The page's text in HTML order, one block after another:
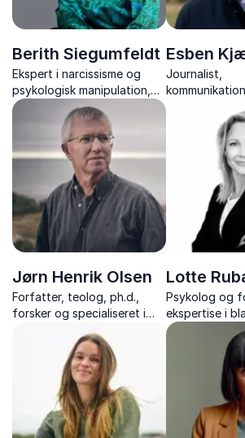
Berith Siegumfeldt
Ekspert i narcissisme og
psykologisk manipulation,
der giver jer viden, indsigt
og værktøjer til at håndtere
svære relationer.
Esben
Journalist,
perspektiver
og
Jørn Henrik Olsen
Forfatter, teolog, ph.d.,
forsker og specialiseret i
foredrag om kreativitet,
sorg, og livets paradokser
og store spørgsmål.
Lotte
Psykolog og
ekspertise i
unges
og digitale